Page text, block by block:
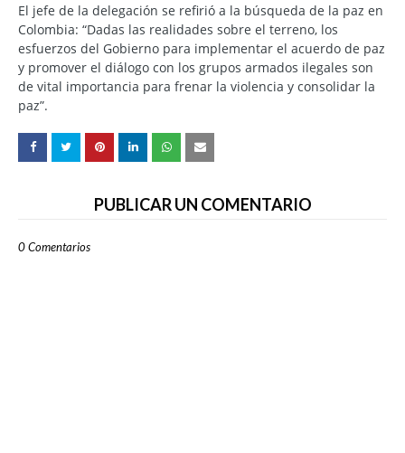
El jefe de la delegación se refirió a la búsqueda de la paz en
Colombia: “Dadas las realidades sobre el terreno, los
esfuerzos del Gobierno para implementar el acuerdo de paz
y promover el diálogo con los grupos armados ilegales son
de vital importancia para frenar la violencia y consolidar la
paz”.
PUBLICAR UN COMENTARIO
0 Comentarios